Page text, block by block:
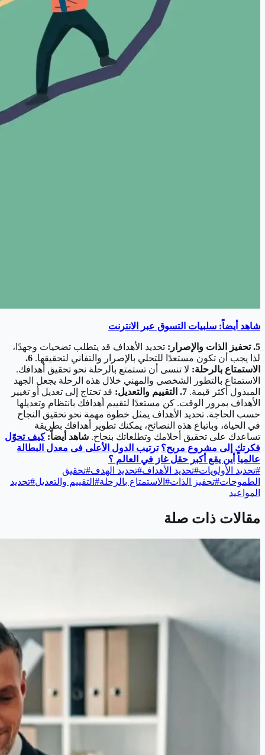
شاهد أيضاً: سلبيات التسوق عبر الانترنت
5. تحفيز الذات والإصرار:
تحديد الأهداف قد يتطلب تضحيات وجهدًا،
لذا يجب أن تكون مستعدًا للتحلي بالإصرار والتفاني لتحقيقها.
6.
الاستمتاع بالرحلة: لا تنسى أن تستمتع بالرحلة نحو تحقيق أهدافك.
الاستمتاع بالتطور الشخصي والمهني خلال هذه الرحلة يجعل الجهد
المبذول أكثر قيمة. 7. التقييم والتعديل:
قد تحتاج إلى تعديل أو تغيير
الأهداف بمرور الوقت. كن مستعدًا لتقييم أهدافك بانتظام وتعديلها
حسب الحاجة. تحديد الأهداف يمثل خطوة مهمة نحو تحقيق النجاح
في الحياة، وباتباع هذه النصائح، يمكنك تطوير أهدافك بطريقة
تساعدك على تحقيق أحلامك وتطلعاتك بنجاح. شاهد أيضاً: كيف تحوّل
فكرتك إلى مشروع مربح؟ ترتيب الدول الأعلى فى معدل البطالة
عالمياً أين يقع أكبر حقل غاز في العالم ؟
#تحديد الأولويات#تحديد الأهداف#تحديد الهدف#تحقيق
الطموحات#تحفيز الذات# الاستمتاع بالرحلة# التقييم والتعديل#تحديد
المواعيد
مقالات ذات صلة